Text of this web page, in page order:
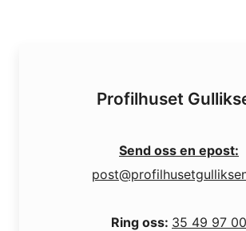
Profilhuset
Send oss en epost:
Ring oss: 35 49 97 00